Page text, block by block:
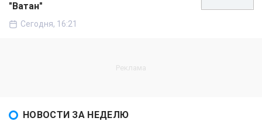
"Ватан"
Сегодня, 16:21
НОВОСТИ ЗА НЕДЕЛЮ